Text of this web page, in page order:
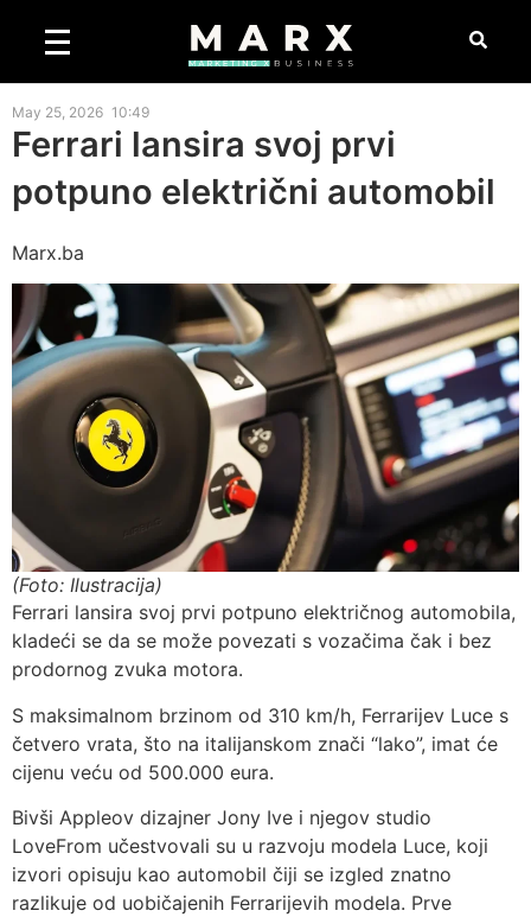
May 25, 2026 10:49
Ferrari lansira svoj prvi
potpuno električni automobil
Marx.ba
(Foto: Ilustracija)
Ferrari lansira svoj prvi potpuno električnog automobila,
kladeći se da se može povezati s vozačima čak i bez
prodornog zvuka motora.
S maksimalnom brzinom od 310 km/h, Ferrarijev Luce s
četvero vrata, što na italijanskom znači “lako”, imat će
cijenu veću od 500.000 eura.
Bivši Appleov dizajner Jony Ive i njegov studio
LoveFrom učestvovali su u razvoju modela Luce, koji
izvori opisuju kao automobil čiji se izgled znatno
razlikuje od uobičajenih Ferrarijevih modela. Prve